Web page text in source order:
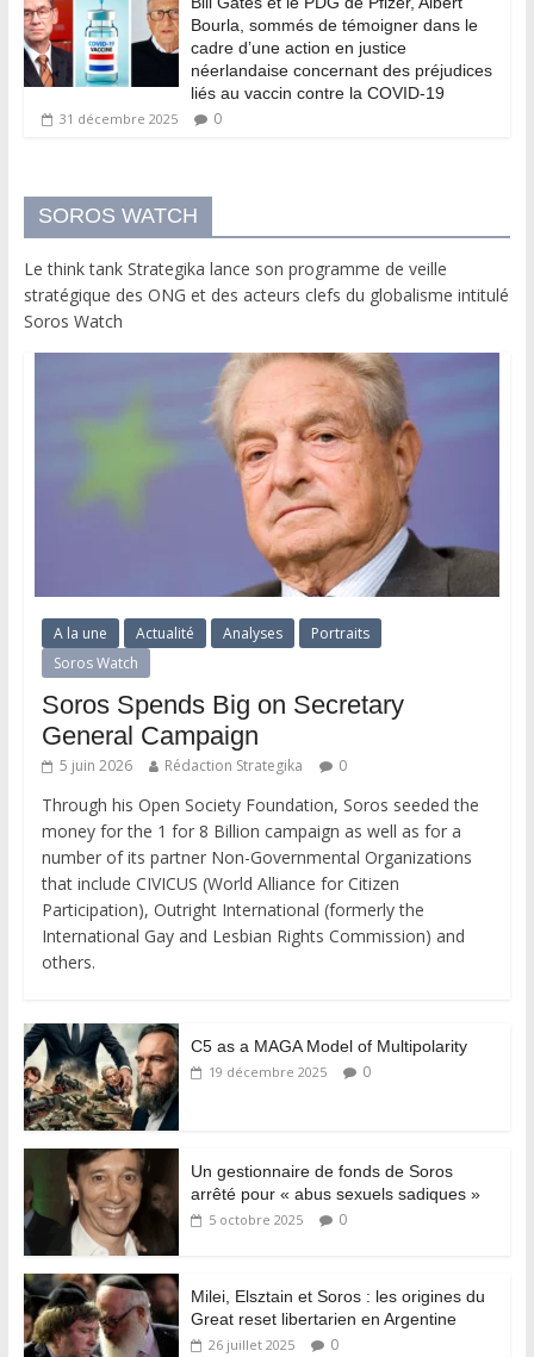
Bourla, sommés de témoigner dans le
cadre d’une action en justice
néerlandaise concernant des préjudices
liés au vaccin contre la COVID-19
31 décembre 2025 0
SOROS WATCH
Le think tank Strategika lance son programme de veille
stratégique des ONG et des acteurs clefs du globalisme intitulé
Soros Watch
A la une Actualité Analyses
Portraits
Soros Watch
Soros Spends Big on Secretary
General Campaign
5 juin 2026 Rédaction Strategika 0
Through his Open Society Foundation, Soros seeded the
money for the 1 for 8 Billion campaign as well as for a
number of its partner Non-Governmental Organizations
that include CIVICUS (World Alliance for Citizen
Participation), Outright International (formerly the
International Gay and Lesbian Rights Commission) and
others.
C5 as a MAGA Model of Multipolarity
19 décembre 2025 0
Un gestionnaire de fonds de Soros
arrêté pour « abus sexuels sadiques »
5 octobre 2025 0
Milei, Elsztain et Soros : les origines du
Great reset libertarien en Argentine
26 juillet 2025 0